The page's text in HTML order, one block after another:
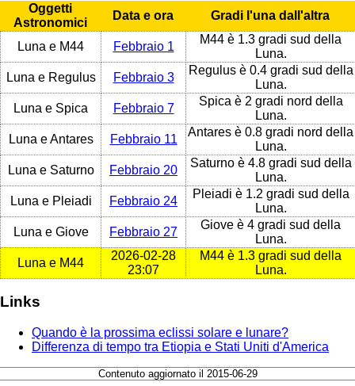
Oggetti
Astronomici
Data e ora Gradi l'una dall'altra
Luna e M44 Febbraio 1
M44 è 1.3 gradi sud della
Luna.
Luna e Regulus
Febbraio 3
Regulus è 0.4 gradi sud della
Luna.
Luna e Spica
Febbraio 7
Spica è 2 gradi nord della
Luna.
Luna e Antares
Febbraio 11
Antares è 0.8 gradi nord della
Luna.
Luna e Saturno
Febbraio 20
Saturno è 4.8 gradi sud della
Luna.
Luna e Pleiadi
Febbraio 24
Pleiadi è 1.2 gradi sud della
Luna.
Luna e Giove
Febbraio 27
Giove è 4 gradi sud della
Luna.
Luna e M44
2026-02-28
23:07
M44 è 1.3 gradi sud della
Luna.
Links
Quando è la prossima eclissi solare e lunare?
Differenza di tempo tra Etiopia e Stati Uniti d'America
Contenuto aggiornato il 2015-06-29